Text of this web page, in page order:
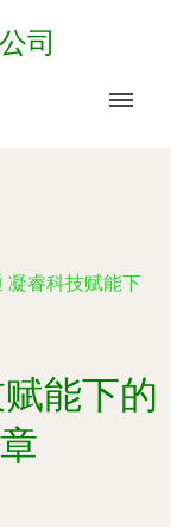
司
凝睿科技赋能下
能下的